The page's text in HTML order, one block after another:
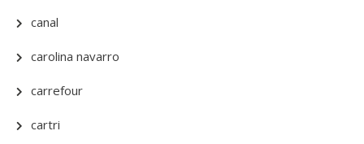
canal
carolina navarro
carrefour
cartri